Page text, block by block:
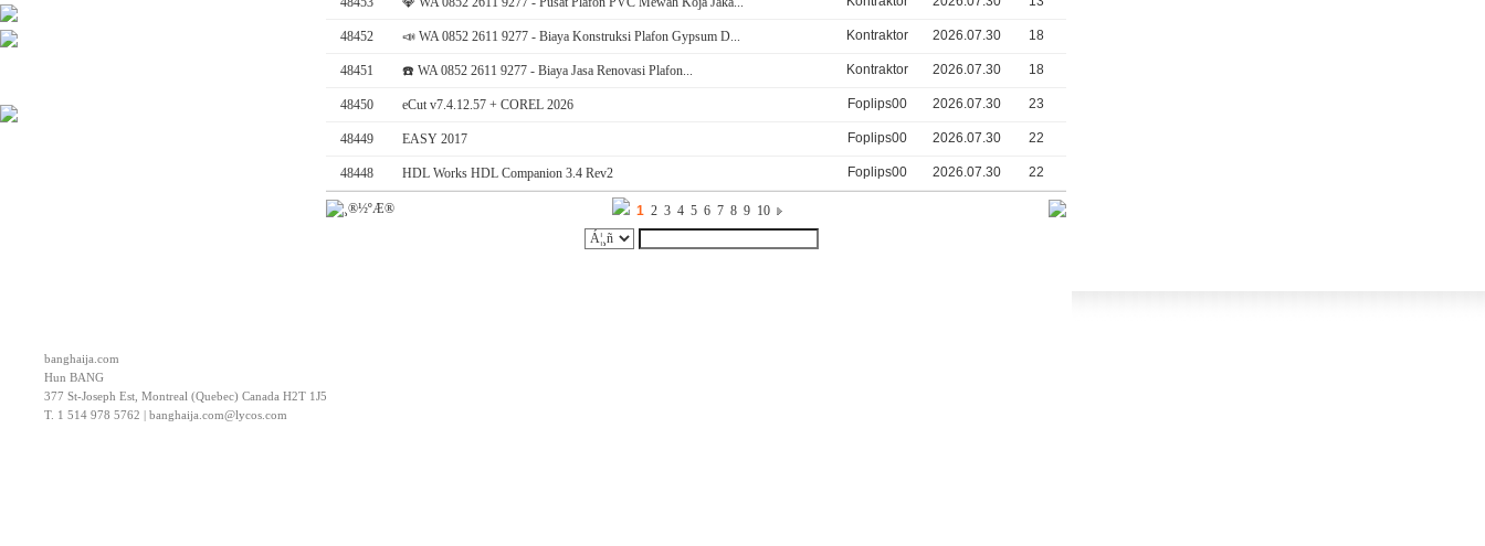
48452 📣 WA 0852 2611 9277 - Biaya Konstruksi Plafon Gypsum D... Kontraktor 2026.07.30 18
48451 ☎️ WA 0852 2611 9277 - Biaya Jasa Renovasi Plafon... Kontraktor 2026.07.30 18
48450 eCut v7.4.12.57 + COREL 2026 Foplips00 2026.07.30 23
48449 EASY 2017 Foplips00 2026.07.30 22
48448 HDL Works HDL Companion 3.4 Rev2 Foplips00 2026.07.30 22
1 2 3 4 5 6 7 8 9 10
banghaija.com
Hun BANG
377 St-Joseph Est, Montreal (Quebec) Canada H2T 1J5
T. 1 514 978 5762 | banghaija.com@lycos.com